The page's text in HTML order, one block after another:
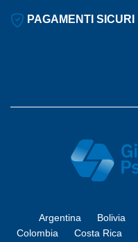
PAGAMENTI SICURI
Argentina Bolivia
Colombia
Costa Rica